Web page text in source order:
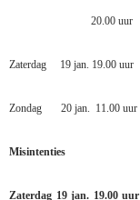
20.00 uur
Zaterdag 19 jan. 19.00 uur
Zondag 20 jan. 11.00 uur
Misintenties
Zaterdag 19 jan. 19.00 uur